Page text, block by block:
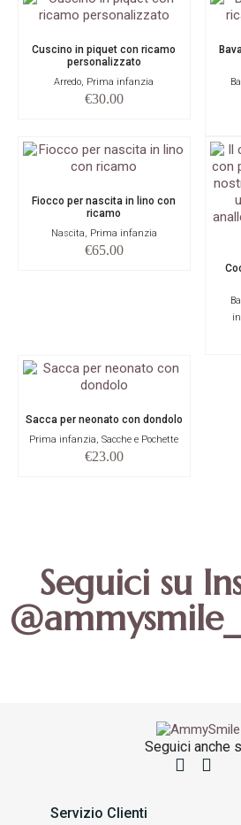
Cuscino in piquet con ricamo
personalizzato
Arredo, Prima infanzia
€30.00
Fiocco per nascita in lino con
ricamo
Nascita, Prima infanzia
€65.00
Sacca per neonato con dondolo
Prima infanzia, Sacche e Pochette
€23.00
Seguici su
Seguici anche
Servizio Clienti